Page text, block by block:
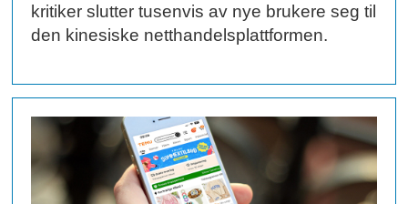
kritiker slutter tusenvis av nye brukere seg til
den kinesiske netthandelsplattformen.